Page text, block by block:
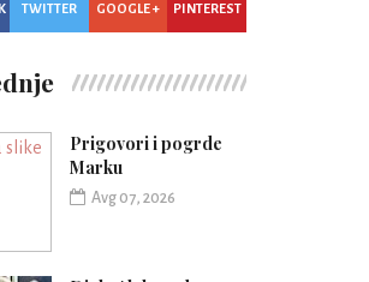
TWITTER GOOGLE + PINTEREST
Prigovori i pogrde
Marku
Avg 07, 2026